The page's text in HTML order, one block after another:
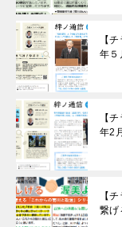
【
年５
【
年2
【
繋げ